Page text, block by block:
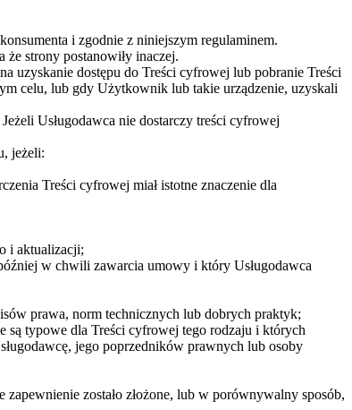
i zgodnie z niniejszym regulaminem.
strony postanowiły inaczej.
uzyskanie dostępu do Treści cyfrowej lub pobranie Treści
celu, lub gdy Użytkownik lub takie urządzenie, uzyskali
Usługodawca nie dostarczy treści cyfrowej
jeżeli:
Treści cyfrowej miał istotne znaczenie dla
i aktualizacji;
w chwili zawarcia umowy i który Usługodawca
prawa, norm technicznych lub dobrych praktyk;
są typowe dla Treści cyfrowej tego rodzaju i których
jego poprzedników prawnych lub osoby
zostało złożone, lub w porównywalny sposób,